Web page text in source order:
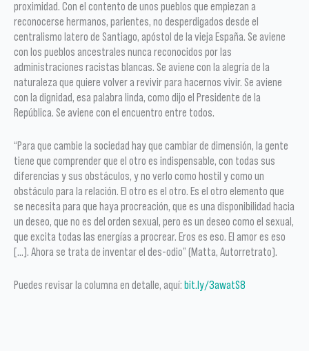
proximidad. Con el contento de unos pueblos que empiezan a
reconocerse hermanos, parientes, no desperdigados desde el
centralismo latero de Santiago, apóstol de la vieja España. Se aviene
con los pueblos ancestrales nunca reconocidos por las
administraciones racistas blancas. Se aviene con la alegría de la
naturaleza que quiere volver a revivir para hacernos vivir. Se aviene
con la dignidad, esa palabra linda, como dijo el Presidente de la
República. Se aviene con el encuentro entre todos.
“Para que cambie la sociedad hay que cambiar de dimensión, la gente
tiene que comprender que el otro es indispensable, con todas sus
diferencias y sus obstáculos, y no verlo como hostil y como un
obstáculo para la relación. El otro es el otro. Es el otro elemento que
se necesita para que haya procreación, que es una disponibilidad hacia
un deseo, que no es del orden sexual, pero es un deseo como el sexual,
que excita todas las energías a procrear. Eros es eso. El amor es eso
[…]. Ahora se trata de inventar el des-odio” (Matta, Autorretrato).
Puedes revisar la columna en detalle, aquí: bit.ly/3awatS8